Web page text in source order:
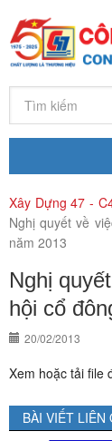
Xây Dựng 47 -
Nghị quyết về
năm 2013
Nghị
hội cổ
20/02/2013
Xem hoặc tải file
BÀI VIẾT LIÊN